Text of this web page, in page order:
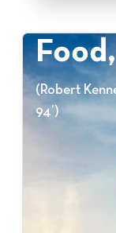
(Robert
94’)